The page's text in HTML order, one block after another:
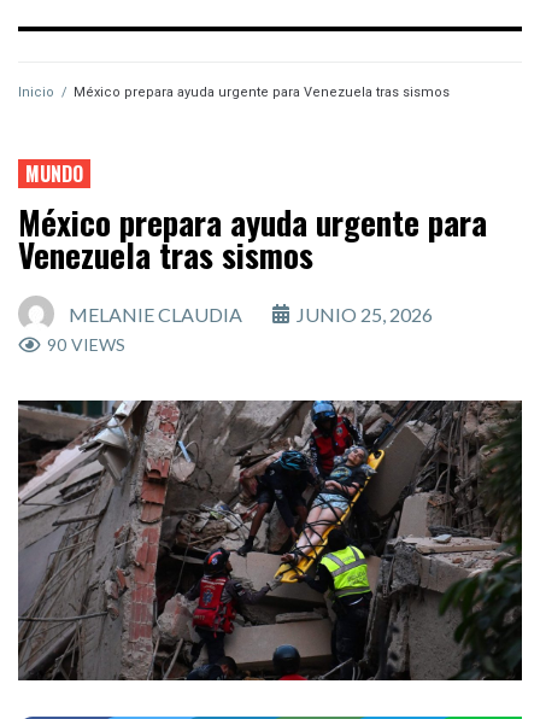
Inicio / México prepara ayuda urgente para Venezuela tras sismos
MUNDO
México prepara ayuda urgente para
Venezuela tras sismos
MELANIE CLAUDIA JUNIO 25, 2026
90 VIEWS